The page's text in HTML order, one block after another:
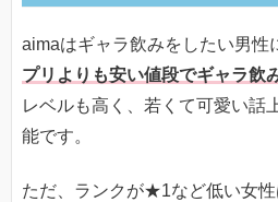
aimaはギャラ飲みをしたい男性
プリよりも安い値段でギャラ飲
レベルも高く、若くて可愛い話
能です。
ただ、ランクが★1など低い女